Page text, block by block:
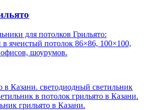
для потолков Грильято:
ячеистый потолок 86×86, 100×100,
шоурумов.
в Казани. светодиодный светильник
в потолок грильято в Казани.
грильято в Казани.